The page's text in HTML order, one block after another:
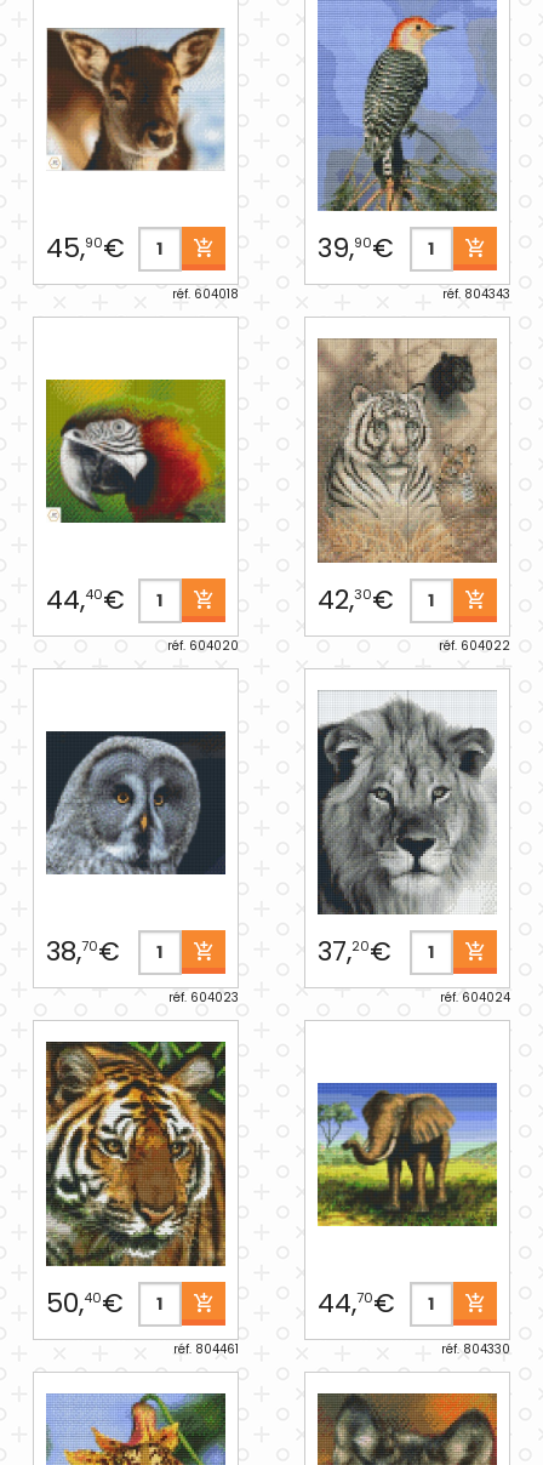
45,90€
réf. 604018
39,90€
réf. 804343
44,40€
réf. 604020
42,30€
réf. 604022
38,70€
réf. 604023
37,20€
réf. 604024
50,40€
réf. 804461
44,70€
réf. 804330